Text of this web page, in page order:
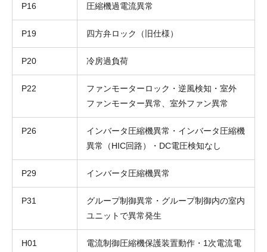
P16 圧縮機過電流異常
P19 四方弁ロック（旧仕様）
P20 冷房過負荷
P22
ファンモーターロック・逆風検知・室外
ファンモーター異常、室外ファン異常
P26
インバータ圧縮機異常・インバータ圧縮機
異常（HIC回路）・DC電圧検知なし
P29 インバータ圧縮機異常
P31
グループ制御異常・グループ制御内の室内
ユニットで異常発生
H01
電流制御圧縮機保護装置動作・1次電流電